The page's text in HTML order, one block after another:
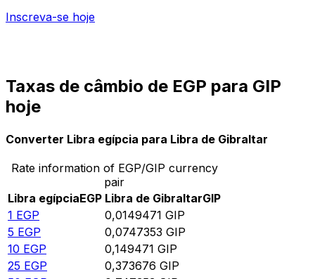
Inscreva-se hoje
Taxas de câmbio de EGP para GIP
hoje
Converter Libra egípcia para Libra de Gibraltar
Rate information of EGP/GIP currency
pair
Libra egípciaEGP Libra de GibraltarGIP
1 EGP 0,0149471 GIP
5 EGP 0,0747353 GIP
10 EGP 0,149471 GIP
25 EGP 0,373676 GIP